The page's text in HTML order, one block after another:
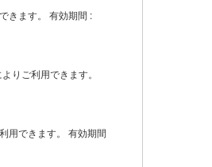
きます。 有効期間 :
りご利用できます。
用できます。 有効期間